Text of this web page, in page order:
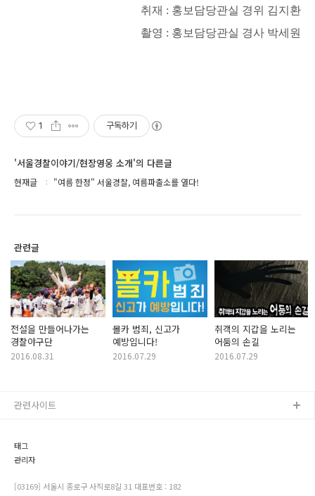
취재 : 홍보담당관실 경위 김지환
촬영 : 홍보담당관실 경사 박세원
1 구독하기
'서울경찰이야기/현장영웅 소개'의 다른글
현재글 "여름 한정" 서울경찰, 여름파출소를 열다!
관련글
전설을 만들어나가는
경찰야구단
2016.08.31
몰카 범죄, 신고가
예방입니다!
2016.07.29
취객의 지갑을 노리는
어둠의 손길
2016.07.29
태그
관리자
[03169] 서울시 종로구 사직로8길 31 대표번호 : 182
관련사이트